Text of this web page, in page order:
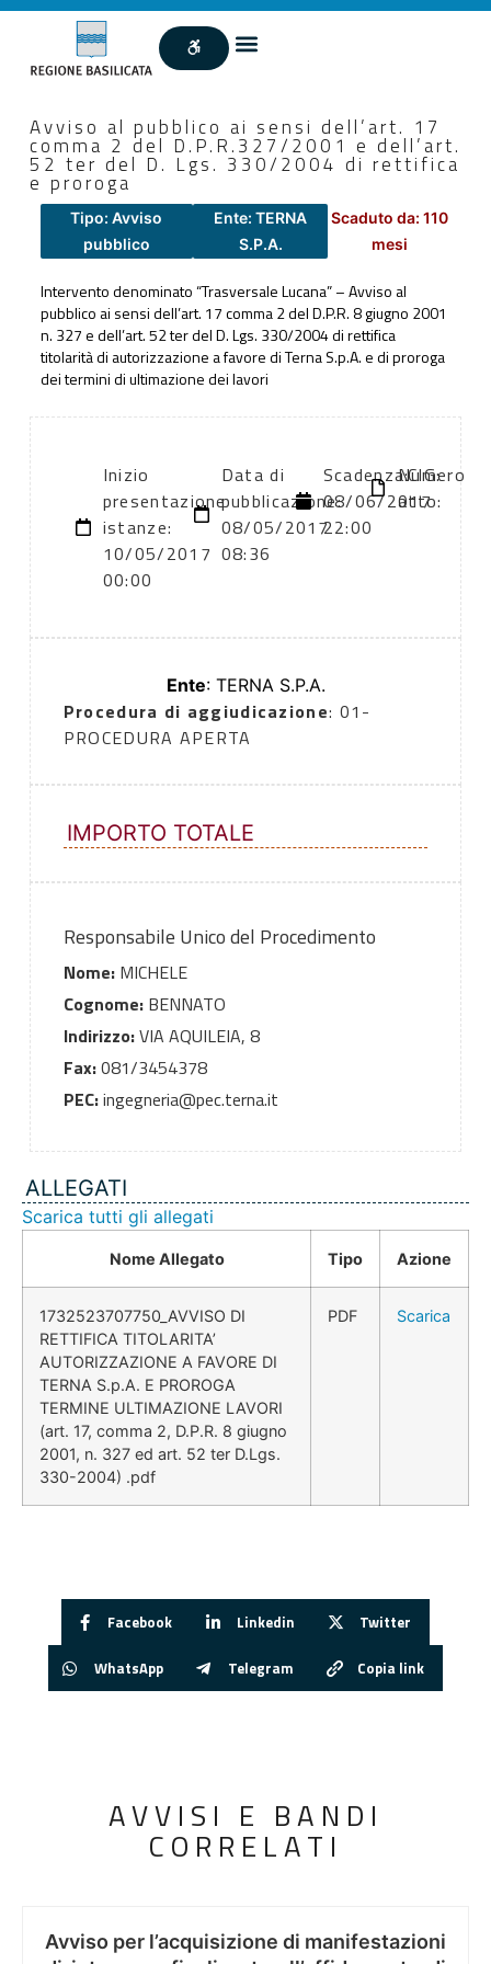
Avviso al pubblico ai sensi dell’art. 17
comma 2 del D.P.R.327/2001 e dell’art.
52 ter del D. Lgs. 330/2004 di rettifica
e proroga
Tipo: Avviso
pubblico
Ente: TERNA
S.P.A.
Scaduto da: 110
mesi
Intervento denominato “Trasversale Lucana” – Avviso al
pubblico ai sensi dell’art. 17 comma 2 del D.P.R. 8 giugno 2001
n. 327 e dell’art. 52 ter del D. Lgs. 330/2004 di rettifica
titolarità di autorizzazione a favore di Terna S.p.A. e di proroga
dei termini di ultimazione dei lavori
Inizio
presentazione
istanze:
10/05/2017
00:00
Data di
pubblicazione:
08/05/2017
08:36
Scadenza:
08/06/2017
22:00
Numero
atto:
CIG:
Ente: TERNA S.P.A.
Procedura di aggiudicazione: 01-
PROCEDURA APERTA
IMPORTO TOTALE
Responsabile Unico del Procedimento
Nome:MICHELE
Cognome:BENNATO
Indirizzo:VIA AQUILEIA, 8
Fax:081/3454378
PEC:ingegneria@pec.terna.it
ALLEGATI
Scarica tutti gli allegati
Nome Allegato Tipo Azione
1732523707750_AVVISO DI
RETTIFICA TITOLARITA’
AUTORIZZAZIONE A FAVORE DI
TERNA S.p.A. E PROROGA
TERMINE ULTIMAZIONE LAVORI
(art. 17, comma 2, D.P.R. 8 giugno
2001, n. 327 ed art. 52 ter D.Lgs.
330-2004) .pdf
PDF Scarica
Facebook Linkedin Twitter
WhatsApp Telegram Copia link
AVVISI E BANDI
CORRELATI
Avviso per l’acquisizione di manifestazioni